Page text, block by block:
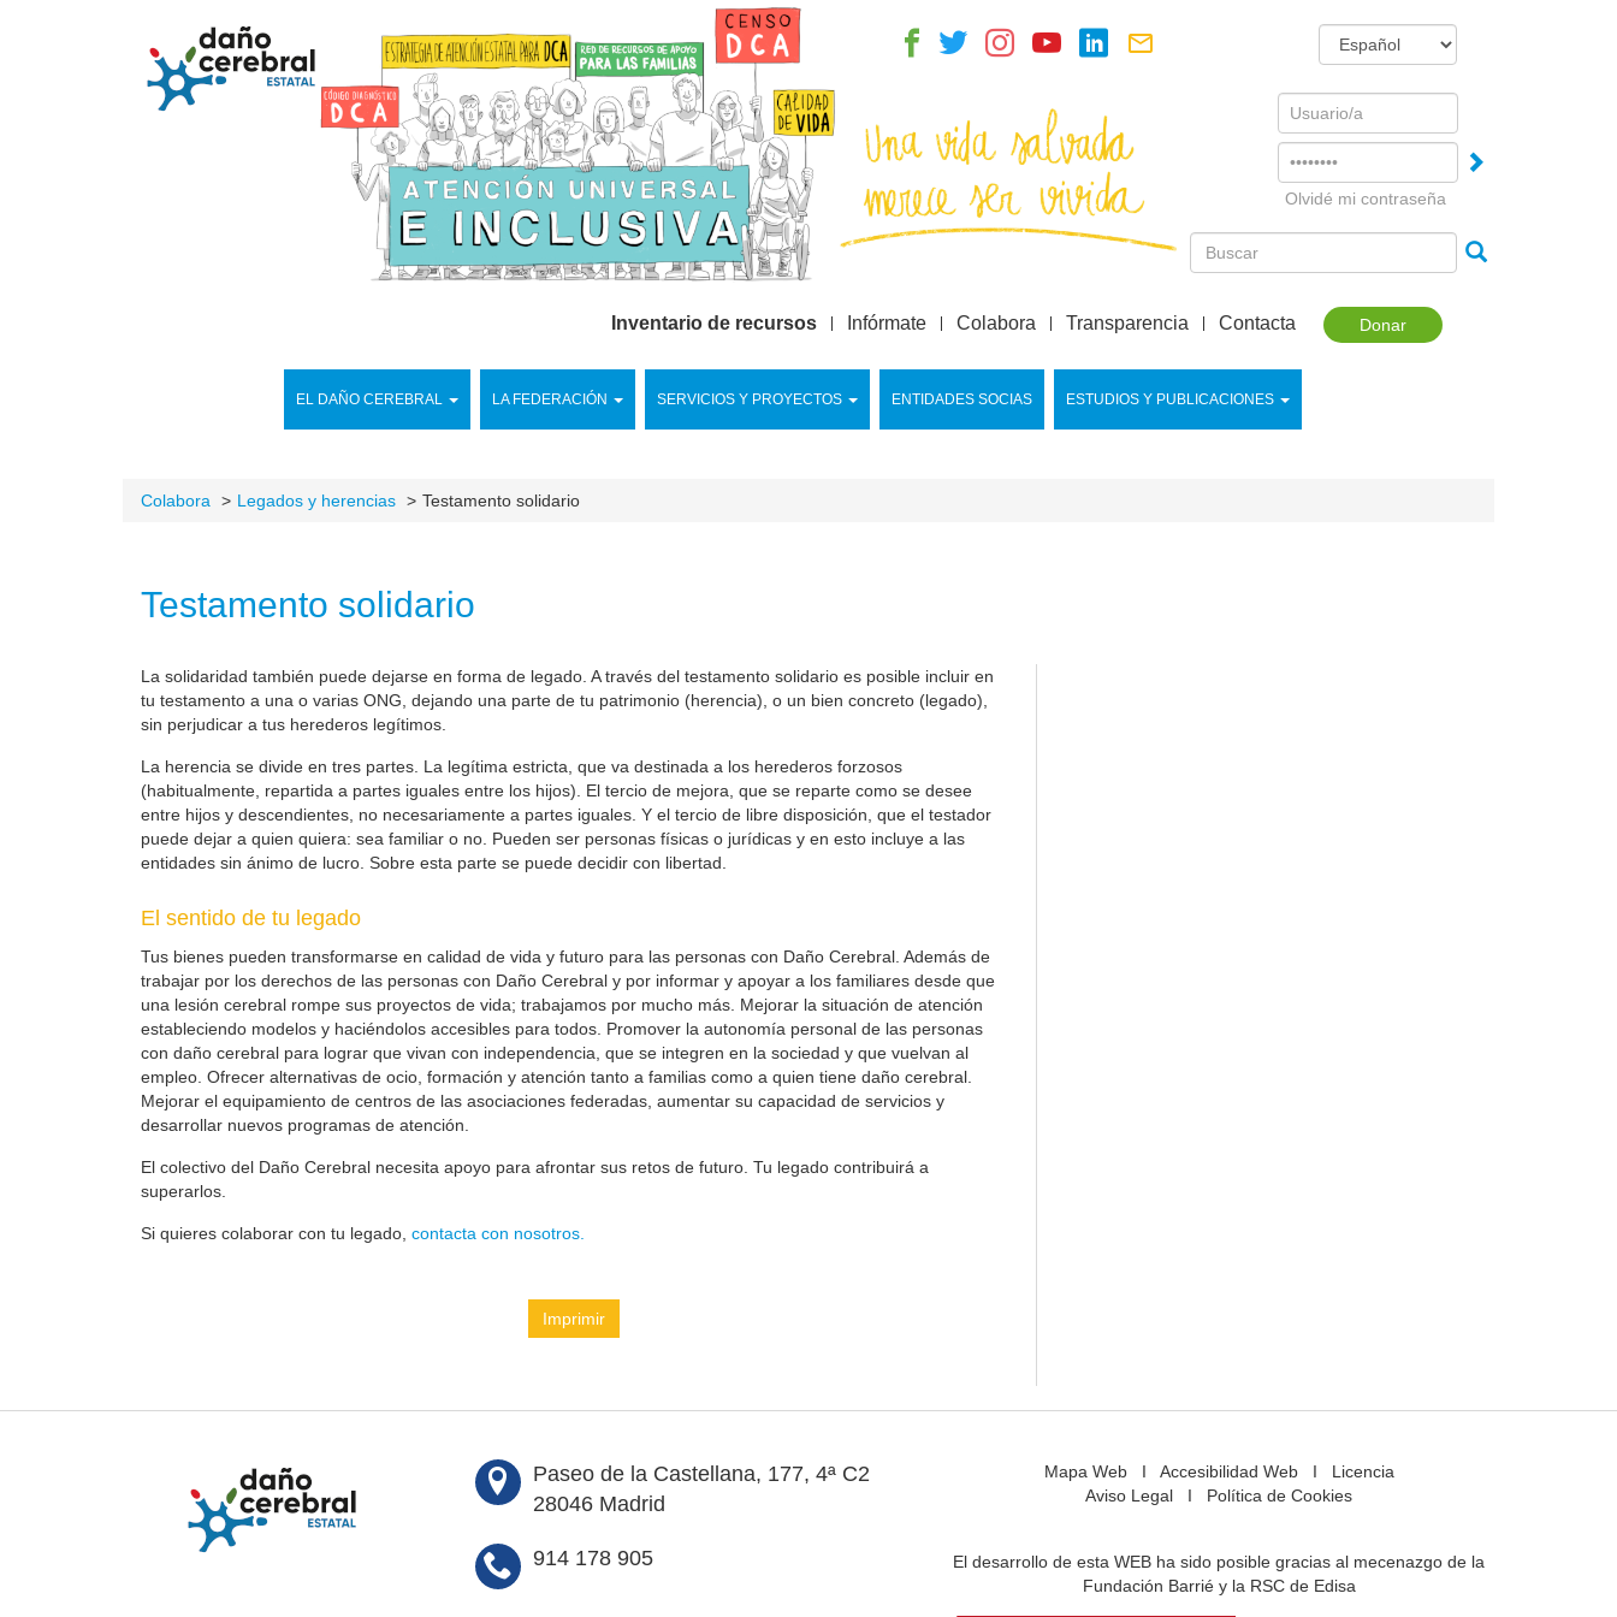
Username
Olvidé mi contraseña
Donar
EL DAÑO CEREBRAL LA FEDERACIÓN SERVICIOS Y PROYECTOS ENTIDADES SOCIAS ESTUDIOS Y PUBLICACIONES
Inventario de recursos Infórmate Colabora Transparencia Contacta
Colabora Legados y herencias Testamento solidario
Testamento solidario
La solidaridad también puede dejarse en forma de legado. A través del testamento solidario es posible incluir en
tu testamento a una o varias ONG, dejando una parte de tu patrimonio (herencia), o un bien concreto (legado),
sin perjudicar a tus herederos legítimos.
La herencia se divide en tres partes. La legítima estricta, que va destinada a los herederos forzosos
(habitualmente, repartida a partes iguales entre los hijos). El tercio de mejora, que se reparte como se desee
entre hijos y descendientes, no necesariamente a partes iguales. Y el tercio de libre disposición, que el testador
puede dejar a quien quiera: sea familiar o no. Pueden ser personas físicas o jurídicas y en esto incluye a las
entidades sin ánimo de lucro. Sobre esta parte se puede decidir con libertad.
El sentido de tu legado
Tus bienes pueden transformarse en calidad de vida y futuro para las personas con Daño Cerebral. Además de
trabajar por los derechos de las personas con Daño Cerebral y por informar y apoyar a los familiares desde que
una lesión cerebral rompe sus proyectos de vida; trabajamos por mucho más. Mejorar la situación de atención
estableciendo modelos y haciéndolos accesibles para todos. Promover la autonomía personal de las personas
con daño cerebral para lograr que vivan con independencia, que se integren en la sociedad y que vuelvan al
empleo. Ofrecer alternativas de ocio, formación y atención tanto a familias como a quien tiene daño cerebral.
Mejorar el equipamiento de centros de las asociaciones federadas, aumentar su capacidad de servicios y
desarrollar nuevos programas de atención.
El colectivo del Daño Cerebral necesita apoyo para afrontar sus retos de futuro. Tu legado contribuirá a
superarlos.
Si quieres colaborar con tu legado, contacta con nosotros.
Imprimir
Paseo de la Castellana, 177, 4ª C2
28046 Madrid
914 178 905
Mapa WebI Accesibilidad WebI Licencia
Aviso Legal I Política de Cookies
El desarrollo de esta WEB ha sido posible gracias al mecenazgo de la
Fundación Barrié y la RSC de Edisa